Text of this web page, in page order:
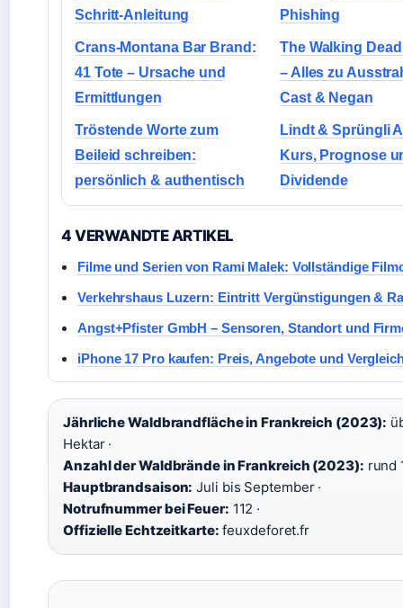
Schritt-Anleitung
Phishing
Crans-Montana Bar Brand:
41 Tote – Ursache und
Ermittlungen
The Walking
– Alles zu
Cast & Negan
Tröstende Worte zum
Beileid schreiben:
persönlich & authentisch
Lindt & Sprüngli
Kurs, Prognose
Dividende
4 VERWANDTE ARTIKEL
Filme und Serien von Rami Malek: Vollständige
Verkehrshaus Luzern: Eintritt Vergünstigungen &
Angst+Pfister GmbH – Sensoren, Standort und
iPhone 17 Pro kaufen: Preis, Angebote und
Jährliche Waldbrandfläche in Frankreich (2023):
Hektar ·
Anzahl der Waldbrände in Frankreich (2023): rund
Hauptbrandsaison: Juli bis September ·
Notrufnummer bei Feuer: 112 ·
Offizielle Echtzeitkarte: feuxdeforet.fr